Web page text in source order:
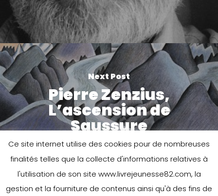
Next Post
Pierre Zenzius,
L’ascension de
Saussure
Ce site internet utilise des cookies pour de nombreuses
finalités telles que la collecte d'informations relatives à
l'utilisation de son site www.livrejeunesse82.com, la
gestion et la fourniture de contenus ainsi qu'à des fins de